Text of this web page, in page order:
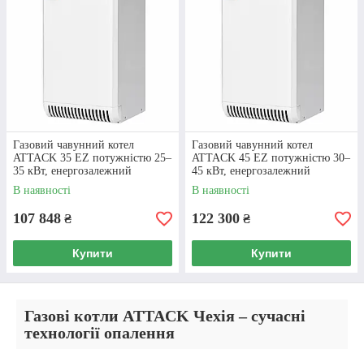
Газовий чавунний котел
ATTACK 35 EZ потужністю 25–
35 кВт, енергозалежний
В наявності
107 848 ₴
Купити
Газовий чавунний котел
ATTACK 45 EZ потужністю 30–
45 кВт, енергозалежний
В наявності
122 300 ₴
Купити
Газові котли ATTACK Чехія – сучасні
технології опалення